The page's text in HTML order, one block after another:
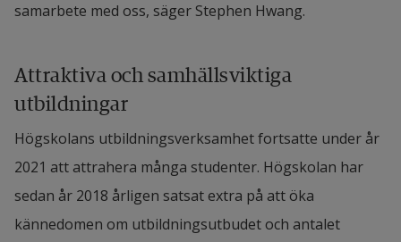
samarbete med oss, säger Stephen Hwang.
Attraktiva och samhällsviktiga
utbildningar
Högskolans utbildningsverksamhet fortsatte under år
2021 att attrahera många studenter. Högskolan har
sedan år 2018 årligen satsat extra på att öka
kännedomen om utbildningsutbudet och antalet